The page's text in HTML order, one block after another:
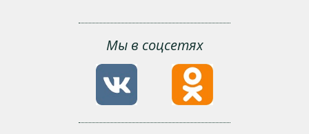
Мы в соцсетях